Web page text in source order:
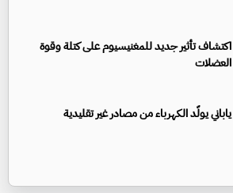
اكتشاف تأثير جديد للمغنيسيوم على كتلة وقوة
العضلات
ياباني يولّد الكهرباء من مصادر غير تقليدية